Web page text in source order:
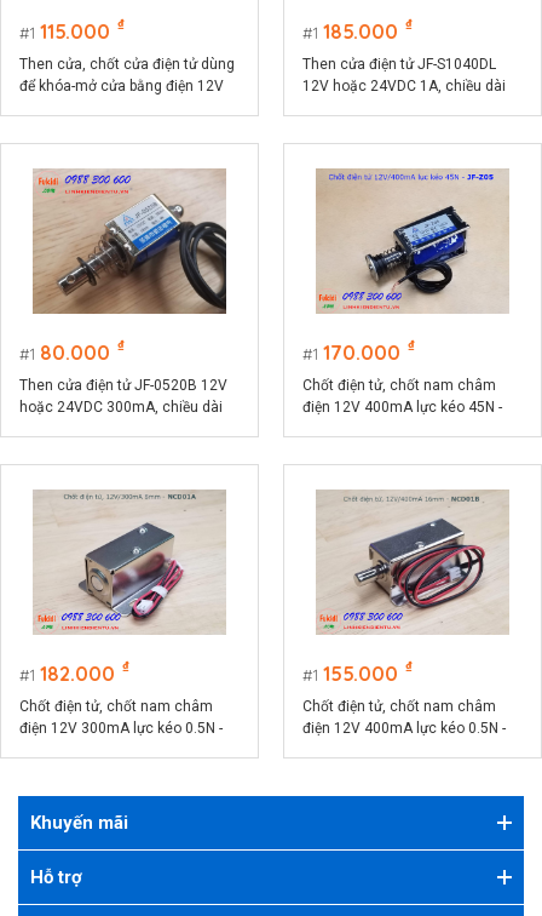
1 115.000 ₫
Then cửa, chốt cửa điện tử dùng
để khóa-mở cửa bằng điện 12V
1 185.000 ₫
Then cửa điện tử JF-S1040DL
12V hoặc 24VDC 1A, chiều dài
1 80.000 ₫
Then cửa điện tử JF-0520B 12V
hoặc 24VDC 300mA, chiều dài
1 170.000 ₫
Chốt điện tử, chốt nam châm
điện 12V 400mA lực kéo 45N -
1 182.000 ₫
Chốt điện tử, chốt nam châm
điện 12V 300mA lực kéo 0.5N -
1 155.000 ₫
Chốt điện tử, chốt nam châm
điện 12V 400mA lực kéo 0.5N -
Khuyến mãi
Hỗ trợ